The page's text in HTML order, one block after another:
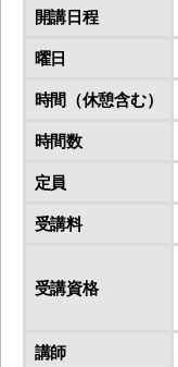
開講日程
曜日
時間（休憩含む）
時間数
定員
受講料
受講資格
講師